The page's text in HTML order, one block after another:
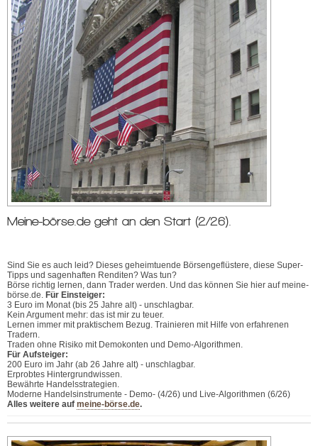
Meine-börse.de geht an den Start (2/26).
Sind Sie es auch leid? Dieses geheimtuende Börsengeflüstere, diese Super-
Tipps und sagenhaften Renditen? Was tun?
Börse richtig lernen, dann Trader werden. Und das können Sie hier auf meine-
börse.de. Für Einsteiger:
3 Euro im Monat (bis 25 Jahre alt) - unschlagbar.
Kein Argument mehr: das ist mir zu teuer.
Lernen immer mit praktischem Bezug. Trainieren mit Hilfe von erfahrenen
Tradern.
Traden ohne Risiko mit Demokonten und Demo-Algorithmen.
Für Aufsteiger:
200 Euro im Jahr (ab 26 Jahre alt) - unschlagbar.
Erprobtes Hintergrundwissen.
Bewährte Handelsstrategien.
Moderne Handelsinstrumente - Demo- (4/26) und Live-Algorithmen (6/26)
Alles weitere auf meine-börse.de.